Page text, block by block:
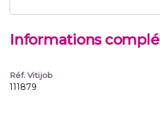
Informations
Réf. Vitijob
111879